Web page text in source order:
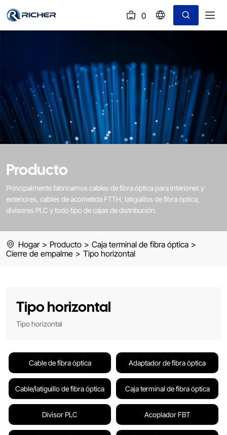
0
Producto
Principalmente fabricamos cables de fibra óptica para interiores y
exteriores, cables de acometida FTTH, latiguillos de fibra óptica,
divisores PLC y todo tipo de cajas de distribución.
Hogar > Producto > Caja terminal de fibra óptica >
Cierre de empalme > Tipo horizontal
Tipo horizontal
Tipo horizontal
Cable de fibra óptica Adaptador de fibra óptica
Cable/latiguillo de fibra óptica Caja terminal de fibra óptica
Divisor PLC Acoplador FBT